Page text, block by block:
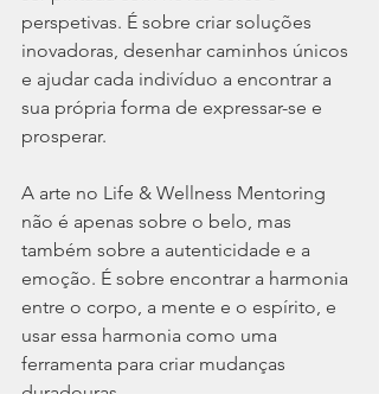
perspetivas. É sobre criar soluções
inovadoras, desenhar caminhos únicos
e ajudar cada indivíduo a encontrar a
sua própria forma de expressar-se e
prosperar.
A arte no Life & Wellness Mentoring
não é apenas sobre o belo, mas
também sobre a autenticidade e a
emoção. É sobre encontrar a harmonia
entre o corpo, a mente e o espírito, e
usar essa harmonia como uma
ferramenta para criar mudanças
duradouras.